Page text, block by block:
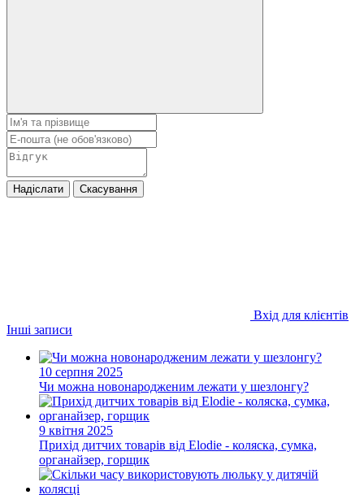
Надіслати Скасування
Вхід для клієнтів
Інші записи
10 серпня 2025
Чи можна новонародженим лежати у шезлонгу?
9 квітня 2025
Прихід дитчих товарів від Elodie - коляска, сумка,
органайзер, горщик